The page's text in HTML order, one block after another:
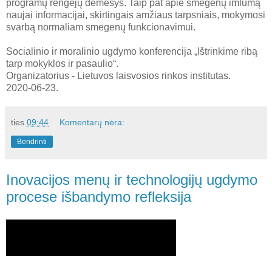
programų rengėjų dėmesys. Taip pat apie smegenų imlumą
naujai informacijai, skirtingais amžiaus tarpsniais, mokymosi
svarbą normaliam smegenų funkcionavimui.
Socialinio ir moralinio ugdymo konferencija „Ištrinkime ribą
tarp mokyklos ir pasaulio“.
Organizatorius - Lietuvos laisvosios rinkos institutas.
2020-06-23.
ties 09:44 Komentarų nėra:
Bendrinti
Inovacijos menų ir technologijų ugdymo
procese išbandymo refleksija